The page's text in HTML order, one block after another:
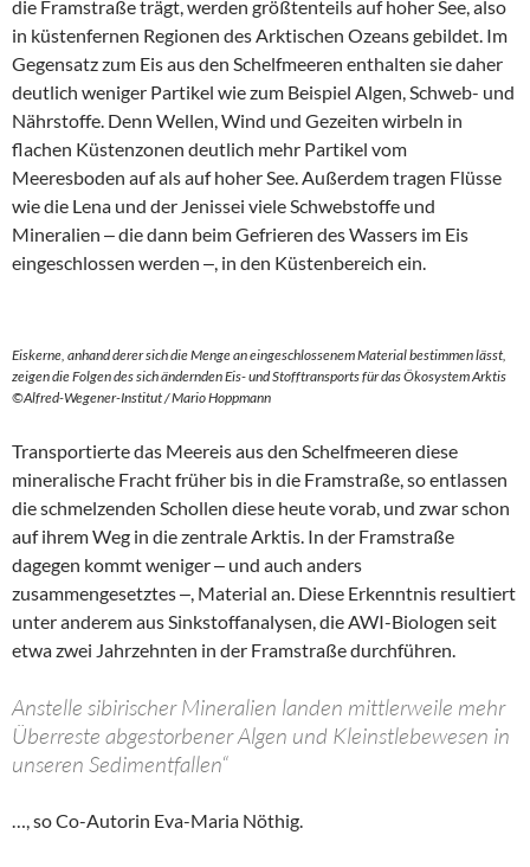
die Framstraße trägt, werden größtenteils auf hoher See, also
in küstenfernen Regionen des Arktischen Ozeans gebildet. Im
Gegensatz zum Eis aus den Schelfmeeren enthalten sie daher
deutlich weniger Partikel wie zum Beispiel Algen, Schweb- und
Nährstoffe. Denn Wellen, Wind und Gezeiten wirbeln in
flachen Küstenzonen deutlich mehr Partikel vom
Meeresboden auf als auf hoher See. Außerdem tragen Flüsse
wie die Lena und der Jenissei viele Schwebstoffe und
Mineralien ‒ die dann beim Gefrieren des Wassers im Eis
eingeschlossen werden ‒, in den Küstenbereich ein.
Eiskerne, anhand derer sich die Menge an eingeschlossenem Material bestimmen lässt,
zeigen die Folgen des sich ändernden Eis- und Stofftransports für das Ökosystem Arktis
©Alfred-Wegener-Institut / Mario Hoppmann
Transportierte das Meereis aus den Schelfmeeren diese
mineralische Fracht früher bis in die Framstraße, so entlassen
die schmelzenden Schollen diese heute vorab, und zwar schon
auf ihrem Weg in die zentrale Arktis. In der Framstraße
dagegen kommt weniger ‒ und auch anders
zusammengesetztes ‒, Material an. Diese Erkenntnis resultiert
unter anderem aus Sinkstoffanalysen, die AWI-Biologen seit
etwa zwei Jahrzehnten in der Framstraße durchführen.
Anstelle sibirischer Mineralien landen mittlerweile mehr
Überreste abgestorbener Algen und Kleinstlebewesen in
unseren Sedimentfallen“
…, so Co-Autorin Eva-Maria Nöthig.